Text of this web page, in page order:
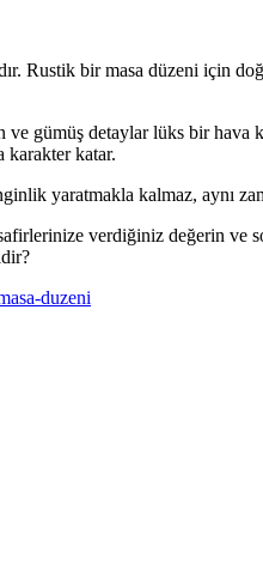
Rustik bir masa düzeni için
gümüş detaylar lüks bir
karakter katar.
yaratmakla kalmaz, aynı
verdiğiniz değerin ve
duzeni